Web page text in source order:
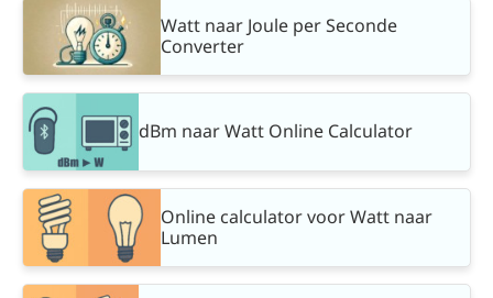
Watt naar Joule per Seconde
Converter
dBm naar Watt Online Calculator
Online calculator voor Watt naar
Lumen